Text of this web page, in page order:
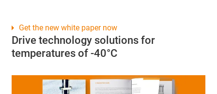
Drive technology solutions for
temperatures of -40°C
Get the new white paper now